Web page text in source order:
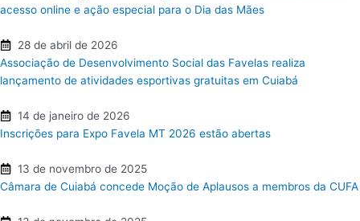
acesso online e ação especial para o Dia das Mães
28 de abril de 2026
Associação de Desenvolvimento Social das Favelas realiza
lançamento de atividades esportivas gratuitas em Cuiabá
14 de janeiro de 2026
Inscrições para Expo Favela MT 2026 estão abertas
13 de novembro de 2025
Câmara de Cuiabá concede Moção de Aplausos a membros da CUFA